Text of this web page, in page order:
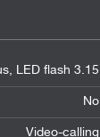
3.15 MP, enhanced fixed focus, LED flash,
No
Video-calling